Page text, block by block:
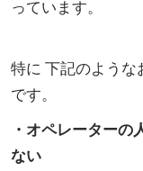
っています。
特に 下記のよう
です。
・オペレーター
ない